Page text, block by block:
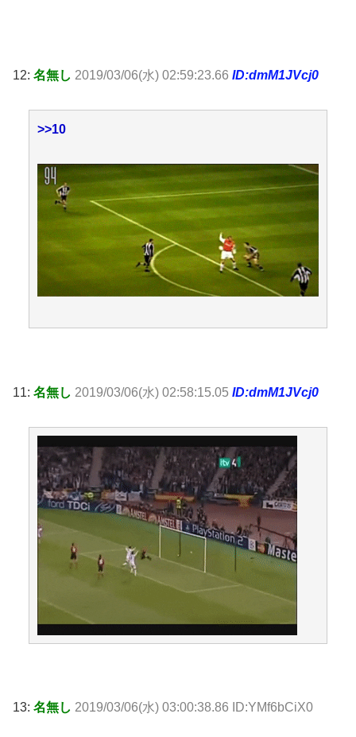
12: 名無し 2019/03/06(水) 02:59:23.66 ID:dmM1JVcj0
>>10
11: 名無し 2019/03/06(水) 02:58:15.05 ID:dmM1JVcj0
13: 名無し 2019/03/06(水) 03:00:38.86 ID:YMf6bCiX0